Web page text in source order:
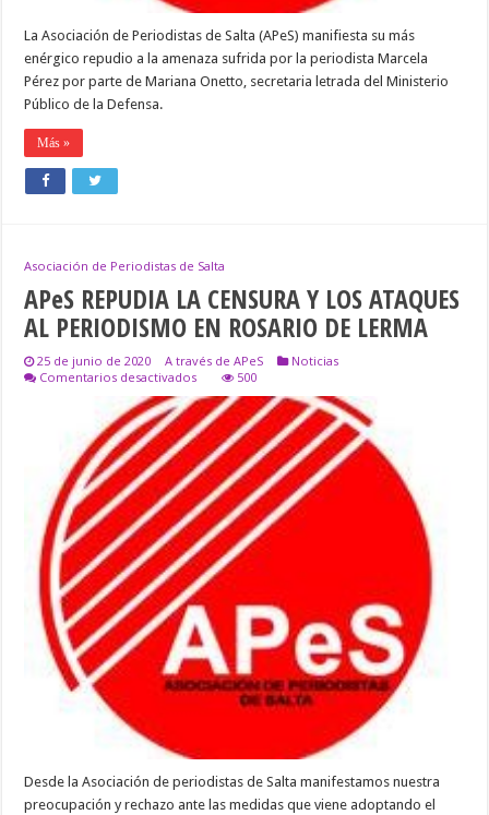
La Asociación de Periodistas de Salta (APeS) manifiesta su más
enérgico repudio a la amenaza sufrida por la periodista Marcela
Pérez por parte de Mariana Onetto, secretaria letrada del Ministerio
Público de la Defensa.
Más »
Asociación de Periodistas de Salta
APeS REPUDIA LA CENSURA Y LOS ATAQUES
AL PERIODISMO EN ROSARIO DE LERMA
25 de junio de 2020 A través de APeS
Noticias
Comentarios desactivadosen
REPUDIA
LA
CENSURA
Y
LOS
ATAQUES
AL
PERIODISMO
EN
ROSARIO
DE
LERMA
500
Desde la Asociación de periodistas de Salta manifestamos nuestra
preocupación y rechazo ante las medidas que viene adoptando el